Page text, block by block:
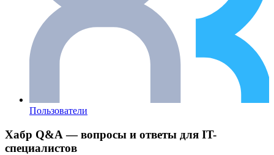
Пользователи
Хабр Q&A — вопросы и ответы для IT-
специалистов